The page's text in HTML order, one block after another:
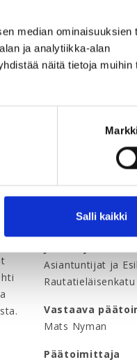
median ominaisuuksien
ja analytiikka-alan
näitä tietoja muihin
Salli kaikki
Asiantuntijat ja
Vastaava
Mats Nyman
Päätoimittaja